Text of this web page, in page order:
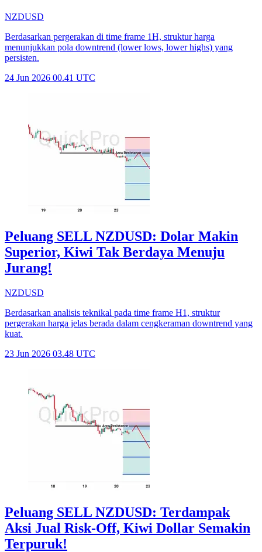
NZDUSD
Berdasarkan pergerakan di time frame 1H, struktur harga
menunjukkan pola downtrend (lower lows, lower highs) yang
persisten.
24 Jun 2026 00.41 UTC
Peluang SELL NZDUSD: Dolar Makin
Superior, Kiwi Tak Berdaya Menuju
Jurang!
NZDUSD
Berdasarkan analisis teknikal pada time frame H1, struktur
pergerakan harga jelas berada dalam cengkeraman downtrend yang
kuat.
23 Jun 2026 03.48 UTC
Peluang SELL NZDUSD: Terdampak
Aksi Jual Risk-Off, Kiwi Dollar Semakin
Terpuruk!